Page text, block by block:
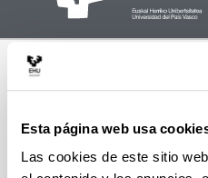
Esta página web usa
Las cookies de este sitio